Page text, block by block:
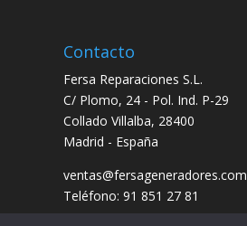
Contacto
Fersa Reparaciones S.L.
C/ Plomo, 24 - Pol. Ind. P-29
Collado Villalba, 28400
Madrid - España
ventas@fersageneradores.com
Teléfono: 91 851 27 81